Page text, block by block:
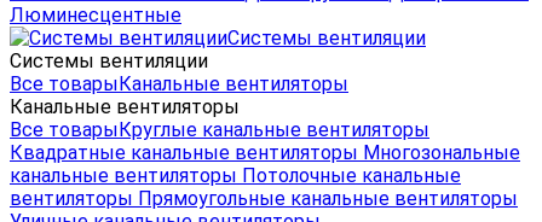
Люминесцентные
Системы вентиляции
Системы вентиляции
Все товарыКанальные вентиляторы
Канальные вентиляторы
Все товарыКруглые канальные вентиляторы
Квадратные канальные вентиляторы Многозональные
канальные вентиляторы Потолочные канальные
вентиляторы Прямоугольные канальные вентиляторы